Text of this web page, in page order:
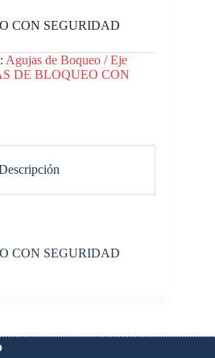
CON SEGURIDAD
Agujas de Boqueo / Eje
DE BLOQUEO CON
CON SEGURIDAD